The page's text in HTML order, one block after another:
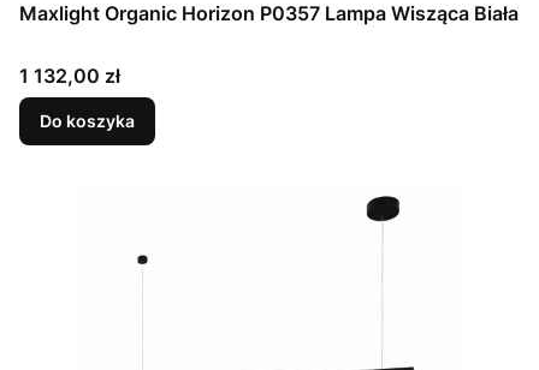
Maxlight Organic Horizon P0357 Lampa Wisząca Biała
Cena
1 132,00 zł
Do koszyka